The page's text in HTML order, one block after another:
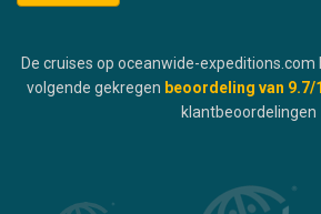
De cruises op oceanwide-
volgende gekregen beoordeling van 9.7/
klantbeoordelingen